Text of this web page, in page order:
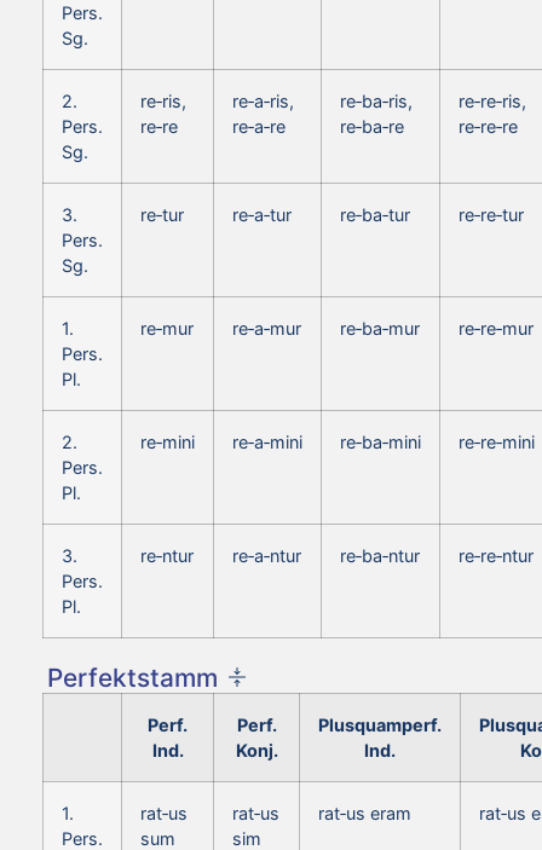
Pers.
Sg.
2.
Pers.
Sg.
re‑ris,
re‑re
re‑a‑ris,
re‑a‑re
re‑ba‑ris,
re‑ba‑re
re‑re‑ris,
re‑re‑re
3.
Pers.
Sg.
re‑tur re‑a‑tur re‑ba‑tur re‑re‑tur
1.
Pers.
Pl.
re‑mur re‑a‑mur re‑ba‑mur re‑re‑mur
2.
Pers.
Pl.
re‑mini re‑a‑mini re‑ba‑mini re‑re‑mini
3.
Pers.
Pl.
re‑ntur re‑a‑ntur re‑ba‑ntur re‑re‑ntur
Perfektstamm
Perf.
Ind.
Perf.
Konj.
Plusquamperf.
Ind.
1.
Pers.
rat‑us
sum
rat‑us
sim
rat‑us eram rat‑us